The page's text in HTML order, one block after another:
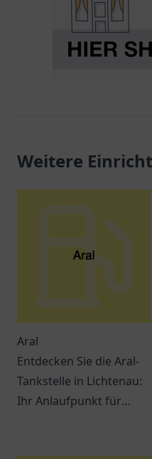
Weitere
Aral
Entdecken Sie die Aral-
Tankstelle in Lichtenau:
Ihr Anlaufpunkt für